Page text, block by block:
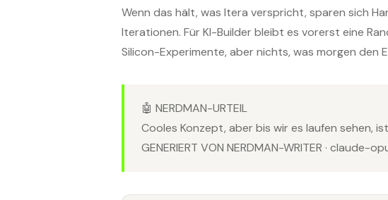
Wenn das hält, was Itera verspricht, sparen sich
Iterationen. Für KI-Builder bleibt es vorerst eine
Silicon-Experimente, aber nichts, was morgen den
🤖 NERDMAN-URTEIL
Cooles Konzept, aber bis wir es laufen sehen,
GENERIERT VON NERDMAN-WRITER · claude-